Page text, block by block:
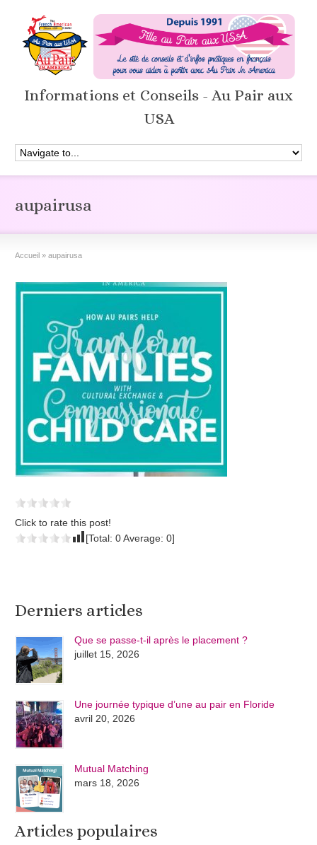
Informations et Conseils - Au Pair aux
USA
aupairusa
Accueil » aupairusa
Click to rate this post!
[Total:0Average:0]
Derniers articles
Que se passe-t-il après le placement ?
juillet 15, 2026
Une journée typique d’une au pair en Floride
avril 20, 2026
Mutual Matching
mars 18, 2026
Articles populaires